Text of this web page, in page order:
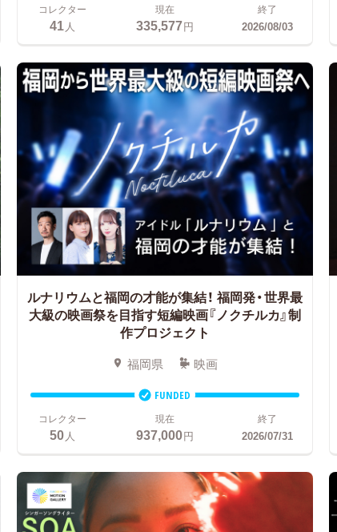
コレクター
41 人
現在
335,577円
終了
2026/08/03
ルナリウムと福岡の才能が集結！ 福岡発・世界最
大級の映画祭を目指す短編映画『ノクチルカ』制
作プロジェクト
福岡県 映画
FUNDED
コレクター
50人
現在
937,000円
終了
2026/07/31